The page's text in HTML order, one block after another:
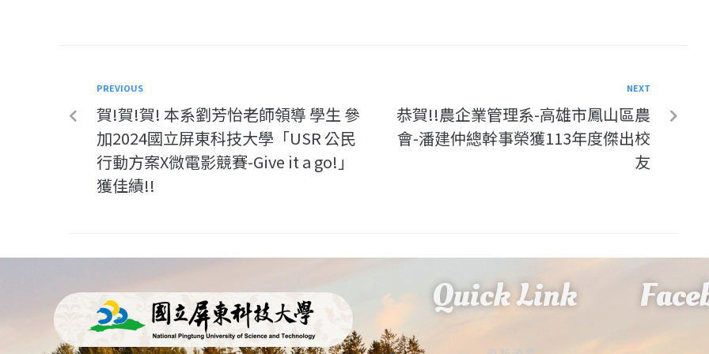
PREVIOUS
賀!賀!賀! 本系劉芳怡老師領導 學生 參
加2024國立屏東科技大學「USR 公民
行動方案X微電影競賽-Give it a go!」
獲佳績!!
NEXT
恭賀!!農企業管理系-高雄市鳳山區農
會-潘建仲總幹事榮獲113年度傑出校
友
Quick Link